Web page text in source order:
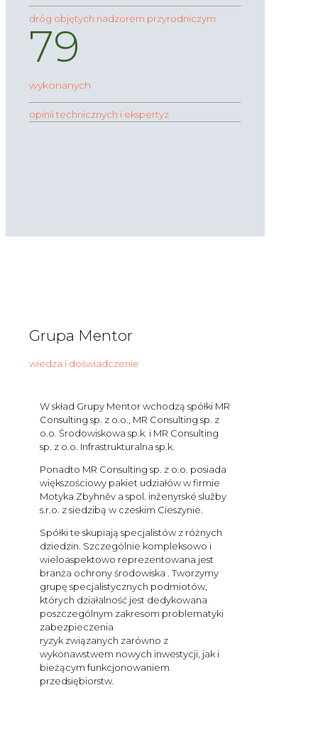
dróg objętych nadzorem przyrodniczym
79
wykonanych
opinii technicznych i ekspertyz
Grupa Mentor
wiedza i doświadczenie
W skład Grupy Mentor wchodzą spółki MR
Consulting sp. z o.o., MR Consulting sp. z
o.o. Środowiskowa sp.k. i MR Consulting
sp. z o.o. Infrastrukturalna sp.k.
Ponadto MR Consulting sp. z o.o. posiada
większościowy pakiet udziałów w firmie
Motyka Zbyhněv a spol. inženyrské služby
s.r.o. z siedzibą w czeskim Cieszynie.
Spółki te skupiają specjalistów z różnych
dziedzin. Szczególnie kompleksowo i
wieloaspektowo reprezentowana jest
branża ochrony środowiska .Tworzymy
grupę specjalistycznych podmiotów,
których działalność jest dedykowana
poszczególnym zakresom problematyki
zabezpieczenia
ryzyk związanych zarówno z
wykonawstwem nowych inwestycji, jak i
bieżącym funkcjonowaniem
przedsiębiorstw.